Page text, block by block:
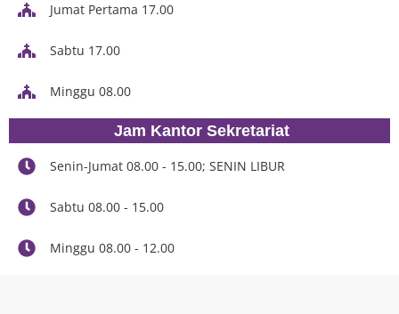
Jumat Pertama 17.00
Sabtu 17.00
Minggu 08.00
Jam Kantor Sekretariat
Senin-Jumat 08.00 - 15.00; SENIN LIBUR
Sabtu 08.00 - 15.00
Minggu 08.00 - 12.00